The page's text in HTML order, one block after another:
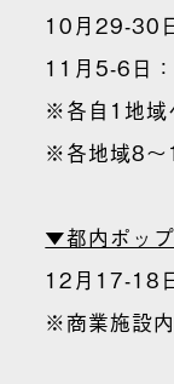
10月29-30
11月5-6日
※各自1地域
※各地域8〜
▼都内ポッ
12月17-18
※商業施設